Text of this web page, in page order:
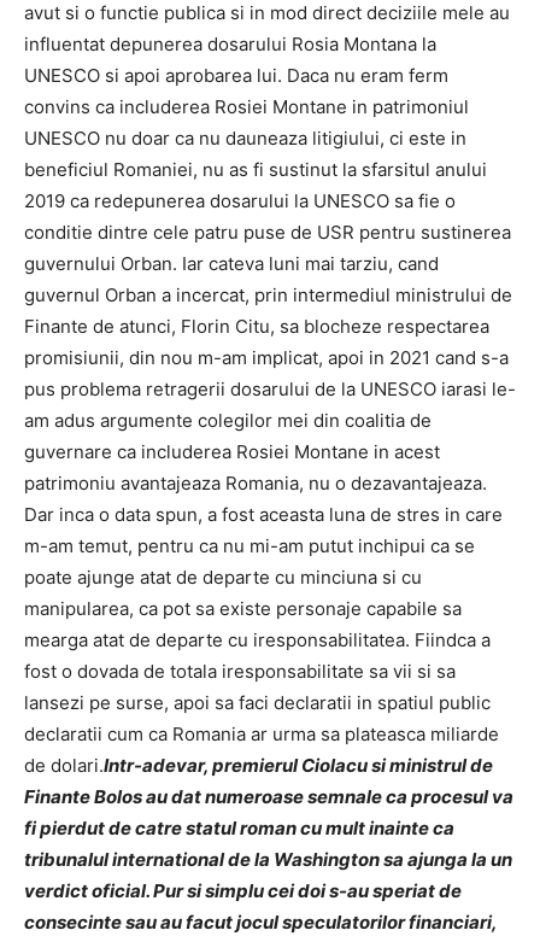
avut si o functie publica si in mod direct deciziile mele au
influentat depunerea dosarului Rosia Montana la
UNESCO si apoi aprobarea lui. Daca nu eram ferm
convins ca includerea Rosiei Montane in patrimoniul
UNESCO nu doar ca nu dauneaza litigiului, ci este in
beneficiul Romaniei, nu as fi sustinut la sfarsitul anului
2019 ca redepunerea dosarului la UNESCO sa fie o
conditie dintre cele patru puse de USR pentru sustinerea
guvernului Orban. Iar cateva luni mai tarziu, cand
guvernul Orban a incercat, prin intermediul ministrului de
Finante de atunci, Florin Citu, sa blocheze respectarea
promisiunii, din nou m-am implicat, apoi in 2021 cand s-a
pus problema retragerii dosarului de la UNESCO iarasi le-
am adus argumente colegilor mei din coalitia de
guvernare ca includerea Rosiei Montane in acest
patrimoniu avantajeaza Romania, nu o dezavantajeaza.
Dar inca o data spun, a fost aceasta luna de stres in care
m-am temut, pentru ca nu mi-am putut inchipui ca se
poate ajunge atat de departe cu minciuna si cu
manipularea, ca pot sa existe personaje capabile sa
mearga atat de departe cu iresponsabilitatea. Fiindca a
fost o dovada de totala iresponsabilitate sa vii si sa
lansezi pe surse, apoi sa faci declaratii in spatiul public
declaratii cum ca Romania ar urma sa plateasca miliarde
de dolari.Intr-adevar, premierul Ciolacu si ministrul de
Finante Bolos au dat numeroase semnale ca procesul va
fi pierdut de catre statul roman cu mult inainte ca
tribunalul international de la Washington sa ajunga la un
verdict oficial. Pur si simplu cei doi s-au speriat de
consecinte sau au facut jocul speculatorilor financiari,